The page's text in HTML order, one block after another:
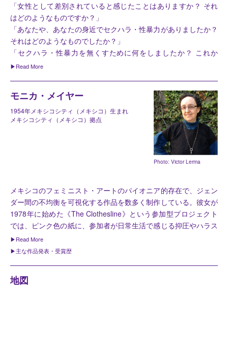
「女性として差別されていると感じたことはありますか？ それ
はどのようなものですか？」
「あなたや、あなたの身近でセクハラ・性暴力がありましたか？
それはどのようなものでしたか？」
「セクハラ・性暴力を無くすために何をしましたか？ これか
ら、何をしますか？」
「あいちトリエンナーレ2019」に先駆けて、今年6月に開催され
たワークショップ で制作された上記のような４つの問いかけに
寄せられた回答が、洗濯ばさみで 留められています。鮮やかな
ピンク色が目を引くこちらの展示では、様々な人が匿名で記した
コメントを読むことができます。また、テーブルの上に用意され
この作品では、世の中に埋もれていく「声無き声」を拾い上げて
示しています。罪に問えなくとも、日常生活の中で起こる性別に
関する嫌がらせや暴力が、 少なくはないことを可視化していま
す。
このプロジェクトは、1978年より40年以上にわたり世界各地で
続けられて きたものです。作家は、見えにくく、語られにくい
性にまつわる差別や抑圧、 暴力について、決してなかったこと
にはしません。作品を通じて私たちに 考えたり対話したりする
ことを促します。
モニカ・メイヤー
1954年メキシコシティ（メキシコ）生まれ
メキシコシティ（メキシコ）拠点
Photo: Victor Lerma
メキシコのフェミニスト・アートのパイオニア的存在で、ジェン
ダー間の不均衡を可視化する作品を数多く制作している。彼女が
1978年に始めた《The Clothesline》という参加型プロジェクト
では、ピンク色の紙に、参加者が日常生活で感じる抑圧やハラス
メントなどを匿名で書いてもらったものを展示する。なかなか声
を上げることができない人々が、その思いを告白するのに安全な
まるきっかけを作り出している。
主な作品発表・受賞歴
2017個展「The Clothesline Project」National Museum of
2017
地図